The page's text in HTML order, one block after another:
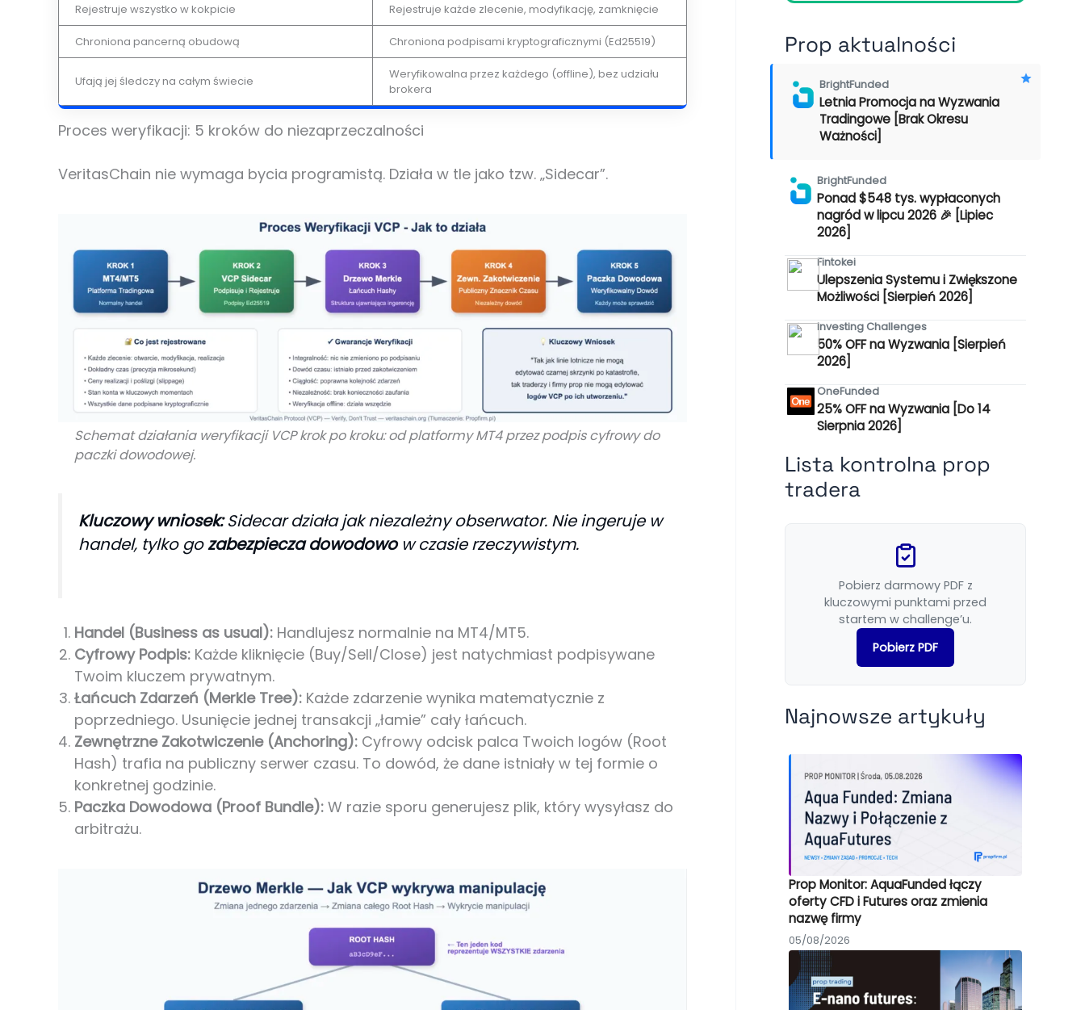
Rejestruje wszystko w kokpicie Rejestruje każde zlecenie, modyfikację, zamknięcie
Chroniona pancerną obudową Chroniona podpisami kryptograficznymi (Ed25519)
Ufają jej śledczy na całym świecie
Weryfikowalna przez każdego (offline), bez udziału
brokera
Proces weryfikacji: 5 kroków do niezaprzeczalności
VeritasChain nie wymaga bycia programistą. Działa w tle jako tzw. „Sidecar”.
Schemat działania weryfikacji VCP krok po kroku: od platformy MT4 przez podpis cyfrowy do
paczki dowodowej.
Kluczowy wniosek:Sidecar działa jak niezależny obserwator. Nie ingeruje w
handel, tylko gozabezpiecza dowodowow czasie rzeczywistym.
Handel (Business as usual): Handlujesz normalnie na MT4/MT5.
Cyfrowy Podpis: Każde kliknięcie (Buy/Sell/Close) jest natychmiast podpisywane
Twoim kluczem prywatnym.
Łańcuch Zdarzeń (Merkle Tree): Każde zdarzenie wynika matematycznie z
poprzedniego. Usunięcie jednej transakcji „łamie” cały łańcuch.
Zewnętrzne Zakotwiczenie (Anchoring): Cyfrowy odcisk palca Twoich logów (Root
Hash) trafia na publiczny serwer czasu. To dowód, że dane istniały w tej formie o
konkretnej godzinie.
Paczka Dowodowa (Proof Bundle): W razie sporu generujesz plik, który wysyłasz do
arbitrażu.
Prop aktualności
BrightFunded
Letnia Promocja na Wyzwania
Tradingowe [Brak Okresu
Ważności]
BrightFunded
Ponad $548 tys. wypłaconych
nagród w lipcu 2026 🎉 [Lipiec
2026]
Fintokei
Ulepszenia Systemu i Zwiększone
Możliwości [Sierpień 2026]
Investing Challenges
50% OFF na Wyzwania [Sierpień
2026]
OneFunded
25% OFF na Wyzwania [Do 14
Sierpnia 2026]
Lista kontrolna prop
tradera
Pobierz darmowy PDF z
kluczowymi punktami przed
startem w challenge’u.
Pobierz PDF
Najnowsze artykuły
Prop Monitor: AquaFunded łączy
oferty CFD i Futures oraz zmienia
nazwę firmy
05/08/2026